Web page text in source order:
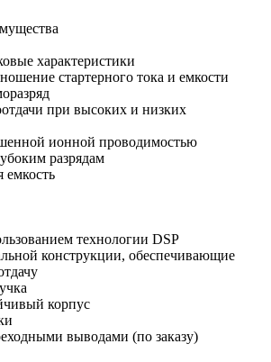
характеристики
стартерного тока и емкости
при высоких и низких
ионной проводимостью
разрядам
емкость
технологии DSP
конструкции, обеспечивающие
корпус
выводами (по заказу)